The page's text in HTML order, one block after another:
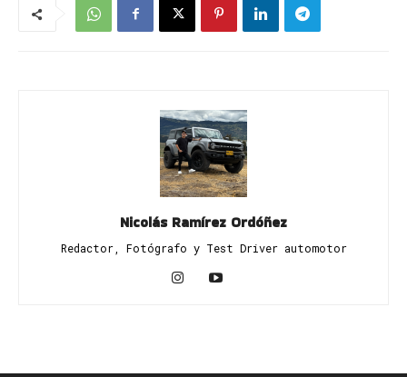
Nicolás Ramírez Ordóñez
Redactor, Fotógrafo y Test Driver automotor